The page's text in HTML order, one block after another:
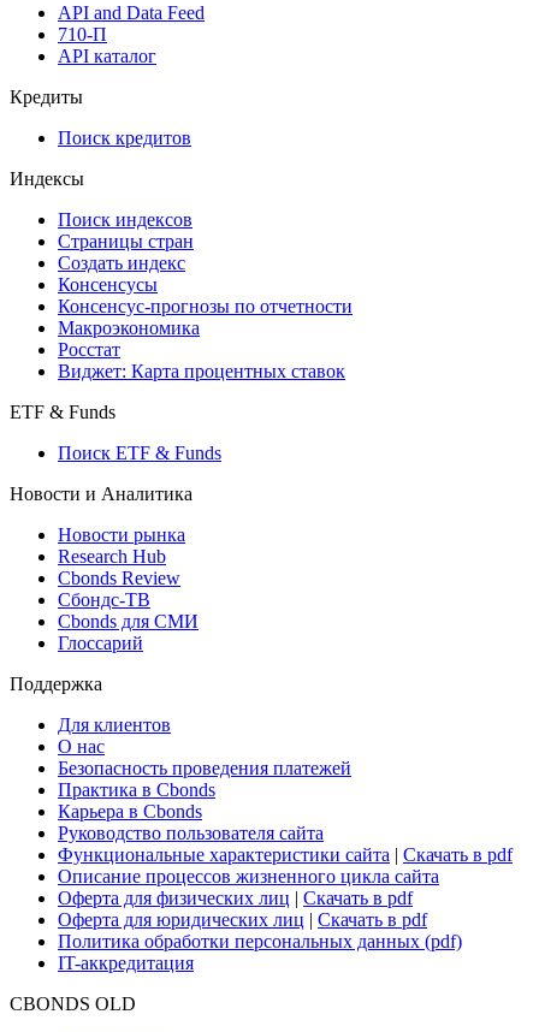
API and Data Feed
710-П
API каталог
Кредиты
Поиск кредитов
Индексы
Поиск индексов
Страницы стран
Создать индекс
Консенсусы
Консенсус-прогнозы по отчетности
Макроэкономика
Росстат
Виджет: Карта процентных ставок
ETF & Funds
Поиск ETF & Funds
Новости и Аналитика
Новости рынка
Research Hub
Cbonds Review
Сбондс-ТВ
Cbonds для СМИ
Глоссарий
Поддержка
Для клиентов
О нас
Безопасность проведения платежей
Практика в Cbonds
Карьера в Cbonds
Руководство пользователя сайта
Функциональные характеристики сайта | Скачать в pdf
Описание процессов жизненного цикла сайта
Оферта для физических лиц | Скачать в pdf
Оферта для юридических лиц | Скачать в pdf
Политика обработки персональных данных (pdf)
IT-аккредитация
CBONDS OLD